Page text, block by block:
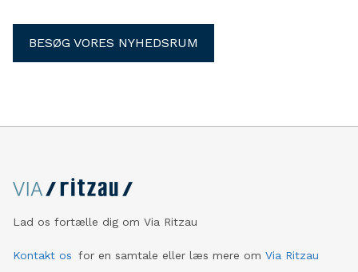
BESØG VORES NYHEDSRUM
Lad os fortælle dig om Via Ritzau
Kontakt os for en samtale eller læs mere om Via Ritzau